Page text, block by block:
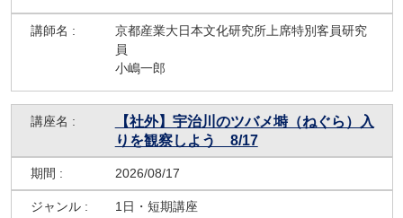
京都産業大日本文化研究所上席特別客員研究
員
小嶋一郎
【社外】宇治川のツバメ塒（ねぐら）入
りを観察しよう 8/17
2026/08/17
1日・短期講座